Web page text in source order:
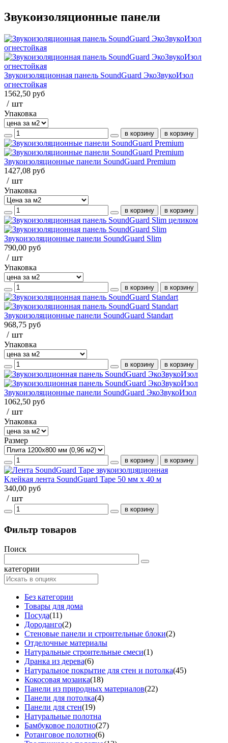
Звукоизоляционные панели
Звукоизоляционная панель SoundGuard ЭкоЗвукоИзол
огнестойкая
1562,50 руб
/ шт
Упаковка
Звукоизоляционные панели SoundGuard Premium
1427,08 руб
/ шт
Упаковка
Звукоизоляционные панели SoundGuard Slim
790,00 руб
/ шт
Упаковка
Звукоизоляционные панели SoundGuard Standart
968,75 руб
/ шт
Упаковка
Звукоизоляционные панели SoundGuard ЭкоЗвукоИзол
1062,50 руб
/ шт
Упаковка
Размер
Клейкая лента SoundGuard Tape 50 мм х 40 м
340,00 руб
/ шт
Фильтр товаров
Поиск
категории
Без категории
Товары для дома
Посуда(11)
Дороданго(2)
Стеновые панели и строительные блоки(2)
Отделочные материалы
Натуральные строительные смеси(1)
Дранка из дерева(6)
Натуральное покрытие для стен и потолка(45)
Кокосовая мозаика(18)
Панели из природных материалов(22)
Панели для потолка(4)
Панели для стен(19)
Натуральные полотна
Бамбуковое полотно(27)
Ротанговое полотно(6)